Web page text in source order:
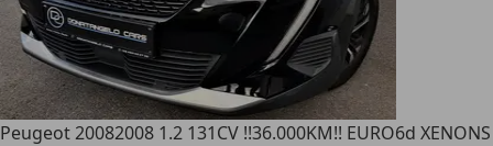
Peugeot 20082008 1.2 131CV !!36.000KM!! EURO6d XENONS